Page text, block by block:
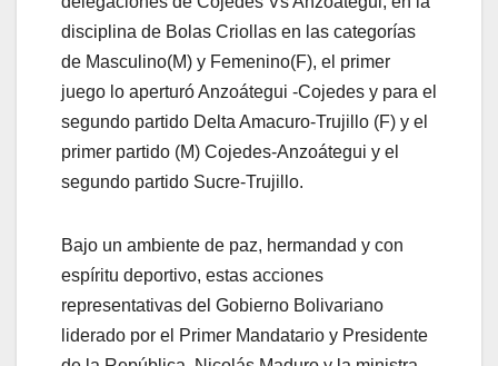
disciplina de Bolas Criollas en las categorías
de Masculino(M) y Femenino(F), el primer
juego lo aperturó Anzoátegui -Cojedes y para el
segundo partido Delta Amacuro-Trujillo (F) y el
primer partido (M) Cojedes-Anzoátegui y el
segundo partido Sucre-Trujillo.
Bajo un ambiente de paz, hermandad y con
espíritu deportivo, estas acciones
representativas del Gobierno Bolivariano
liderado por el Primer Mandatario y Presidente